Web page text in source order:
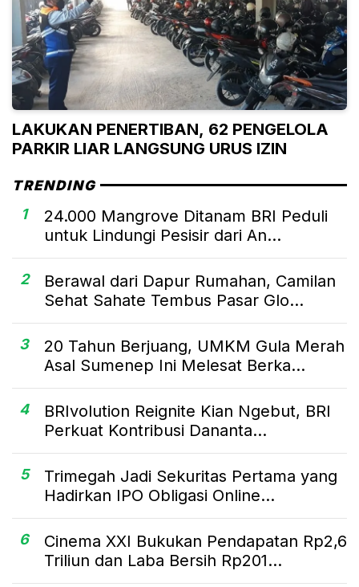
LAKUKAN PENERTIBAN, 62 PENGELOLA
PARKIR LIAR LANGSUNG URUS IZIN
TRENDING
1
24.000 Mangrove Ditanam BRI Peduli
untuk Lindungi Pesisir dari An...
2
Berawal dari Dapur Rumahan, Camilan
Sehat Sahate Tembus Pasar Glo...
3
20 Tahun Berjuang, UMKM Gula Merah
Asal Sumenep Ini Melesat Berka...
4
BRIvolution Reignite Kian Ngebut, BRI
Perkuat Kontribusi Dananta...
5
Trimegah Jadi Sekuritas Pertama yang
Hadirkan IPO Obligasi Online...
6
Cinema XXI Bukukan Pendapatan Rp2,6
Triliun dan Laba Bersih Rp201...